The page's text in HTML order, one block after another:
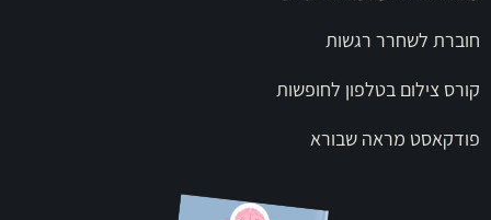
חוברת לשחרר רגשות
קורס צילום בטלפון לחופשות
פודקאסט מראה שבורא